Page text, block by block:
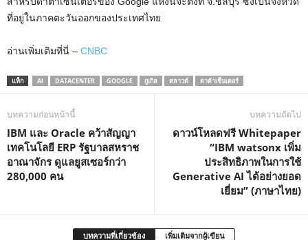
ที่อยู่ในภาคตะวันออกของประเทศไทย
อ่านเพิ่มเติมที่นี่ – CNBC
แท็ก AI DATACENTER GOOGLE กูเกิล คลาวด์ ดาต้าเซ็นเตอร์
บทความก่อนหน้านี้
IBM และ Oracle คว้าสัญญา
เทคโนโลยี ERP รัฐบาลสหราช
อาณาจักร ดูแลยูสเซอร์กว่า
280,000 คน
บทความถัดไป
ดาวน์โหลดฟรี Whitepaper
“IBM watsonx เพิ่ม
ประสิทธิภาพในการใช้
Generative AI ได้อย่างยอด
เยี่ยม” (ภาษาไทย)
บทความที่เกี่ยวข้อง เพิ่มเติมจากผู้เขียน